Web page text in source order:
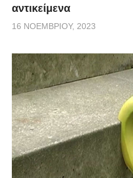
αντικείμενα
16 ΝΟΕΜΒΡΊΟΥ, 2023